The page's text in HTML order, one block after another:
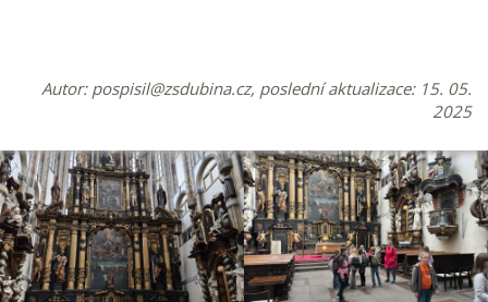
Autor: pospisil@zsdubina.cz, poslední aktualizace: 15. 05.
2025